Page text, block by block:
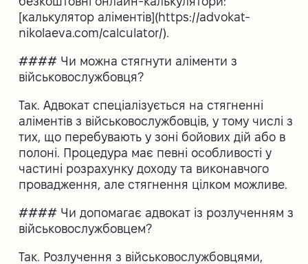
[калькулятор аліментів](https://advokat-
nikolaeva.com/calculator/).
#### Чи можна стягнути аліменти з
військовослужбовця?
Так. Адвокат спеціалізується на стягненні
аліментів з військовослужбовців, у тому числі з
тих, що перебувають у зоні бойових дій або в
полоні. Процедура має певні особливості у
частині розрахунку доходу та виконавчого
провадження, але стягнення цілком можливе.
#### Чи допомагає адвокат із розлученням з
військовослужбовцем?
Так. Розлучення з військовослужбовцями,